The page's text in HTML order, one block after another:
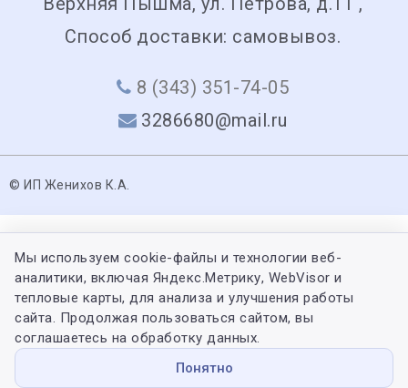
Способ доставки: самовывоз.
8 (343) 351-74-05
3286680@mail.ru
© ИП Женихов К.А.
Мы используем cookie-файлы и технологии веб-
аналитики, включая Яндекс.Метрику, WebVisor и
тепловые карты, для анализа и улучшения работы
сайта. Продолжая пользоваться сайтом, вы
соглашаетесь на обработку данных.
Понятно